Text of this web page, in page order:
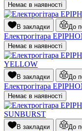
Немає в наявності
В закладки До
Електрогітара
Немає в наявності
В закладки До
Електрогітара
Немає в наявності
В закладки До